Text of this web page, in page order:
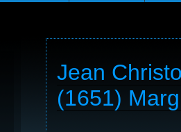
Jean
(1651)